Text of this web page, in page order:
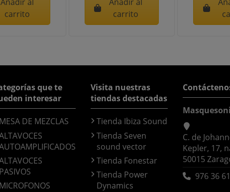
carrito
carrito
que te
interesar
DE MEZCLAS
Visita nuestras
tiendas destacadas
Tienda Ibiza Sound
Tienda Seven
sound vector
Tienda Fonestar
Tienda Power
Dynamics
C. de
Kepler, 17,
50015
976 36